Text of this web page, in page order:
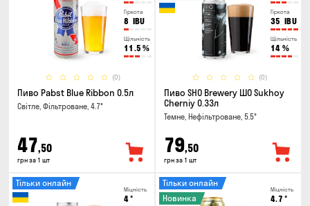
Гіркота
8 IBU
Щільність
11.5 %
(0)
Пиво Pabst Blue Ribbon 0.5л
Світле, Фільтроване, 4.7°
47,50
грн за 1 шт
Гіркота
35 IBU
Щільність
14 %
(0)
Пиво SHO Brewery ШО Sukhoy
Cherniy 0.33л
Темне, Нефільтроване, 5.5°
79,50
грн за 1 шт
Міцність
4°
Тільки онлайн
Міцність
4.7 °
Тільки онлайн
Новинка